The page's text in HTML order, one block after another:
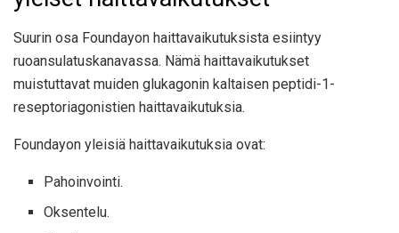
Suurin osa Foundayon haittavaikutuksista esiintyy
ruoansulatuskanavassa. Nämä haittavaikutukset
muistuttavat muiden glukagonin kaltaisen peptidi-1-
reseptoriagonistien haittavaikutuksia.
Foundayon yleisiä haittavaikutuksia ovat:
Pahoinvointi.
Oksentelu.